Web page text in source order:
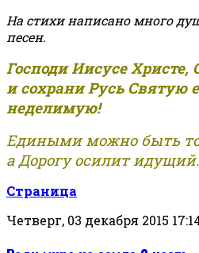
На стихи написано много
песен.
Господи Иисусе
и сохрани Русь Святую
неделимую!
Едиными можно быть
а Дорогу осилит
Страница
Четверг, 03 декабря 2015